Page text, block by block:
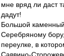
мне вряд ли даст
дадут!
Большой
Серебряному
переулке, в